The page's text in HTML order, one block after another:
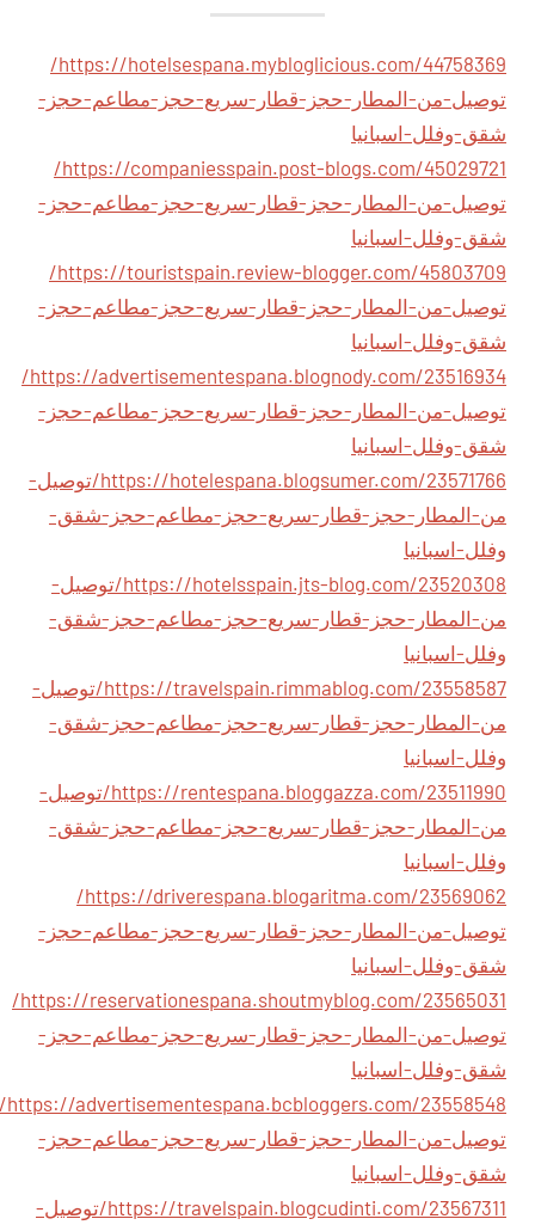
https://hotelsespana.mybloglicious.com/44758369/
توصيل-من-المطار-حجز-قطار-سريع-حجز-مطاعم-حجز-
شقق-وفلل-اسبانيا
https://companiesspain.post-blogs.com/45029721/
توصيل-من-المطار-حجز-قطار-سريع-حجز-مطاعم-حجز-
شقق-وفلل-اسبانيا
https://touristspain.review-blogger.com/45803709/
توصيل-من-المطار-حجز-قطار-سريع-حجز-مطاعم-حجز-
شقق-وفلل-اسبانيا
https://advertisementespana.blognody.com/23516934/
توصيل-من-المطار-حجز-قطار-سريع-حجز-مطاعم-حجز-
شقق-وفلل-اسبانيا
https://hotelespana.blogsumer.com/23571766/توصيل-
من-المطار-حجز-قطار-سريع-حجز-مطاعم-حجز-شقق-
وفلل-اسبانيا
https://hotelsspain.jts-blog.com/23520308/توصيل-
من-المطار-حجز-قطار-سريع-حجز-مطاعم-حجز-شقق-
وفلل-اسبانيا
https://travelspain.rimmablog.com/23558587/توصيل-
من-المطار-حجز-قطار-سريع-حجز-مطاعم-حجز-شقق-
وفلل-اسبانيا
https://rentespana.bloggazza.com/23511990/توصيل-
من-المطار-حجز-قطار-سريع-حجز-مطاعم-حجز-شقق-
وفلل-اسبانيا
https://driverespana.blogaritma.com/23569062/
توصيل-من-المطار-حجز-قطار-سريع-حجز-مطاعم-حجز-
شقق-وفلل-اسبانيا
https://reservationespana.shoutmyblog.com/23565031/
توصيل-من-المطار-حجز-قطار-سريع-حجز-مطاعم-حجز-
شقق-وفلل-اسبانيا
https://advertisementespana.bcbloggers.com/23558548/
توصيل-من-المطار-حجز-قطار-سريع-حجز-مطاعم-حجز-
شقق-وفلل-اسبانيا
https://travelspain.blogcudinti.com/23567311/توصيل-